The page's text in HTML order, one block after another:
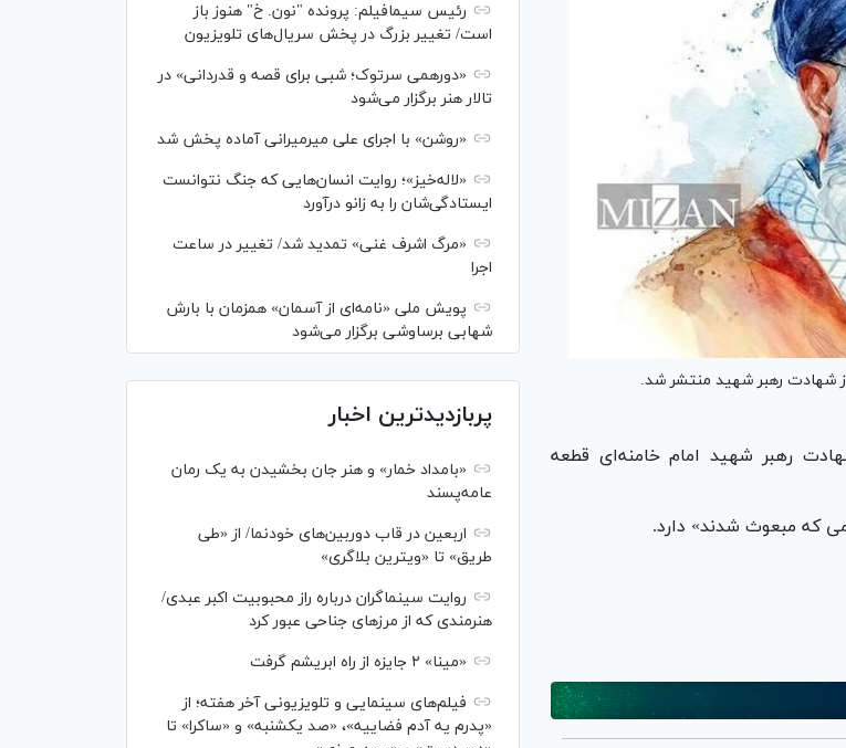
شهادت رهبر شهید منتشر شد.
رهبر شهید امام خامنه‌ای قطعه
که مبعوث شدند» دارد.
رئیس سیمافیلم: پرونده "نون. خ" هنوز باز
است/ تغییر بزرگ در پخش سریال‌های تلویزیون
«دورهمی سرتوک؛ شبی برای قصه و قدردانی» در
تالار هنر برگزار می‌شود
«روشن» با اجرای علی میرمیرانی آماده پخش شد
«لاله‌خیز»؛ روایت انسان‌هایی که جنگ نتوانست
ایستادگی‌شان را به زانو درآورد
«مرگ اشرف غنی» تمدید شد/ تغییر در ساعت
اجرا
پویش ملی «نامه‌ای از آسمان» همزمان با بارش
شهابی برساوشی برگزار می‌شود
پربازدیدترین اخبار
«بامداد خمار» و هنر جان بخشیدن به یک رمان
عامه‌پسند
اربعین در قاب دوربین‌های خودنما/ از «طی
طریق» تا «ویترین بلاگری»
روایت سینماگران درباره راز محبوبیت اکبر عبدی/
هنرمندی که از مرزهای جناحی عبور کرد
«مینا» ۲ جایزه از راه ابریشم گرفت
فیلم‌های سینمایی و تلویزیونی آخر هفته؛ از
«پدرم یه آدم فضاییه»، «صد یکشنبه» و «ساکرا» تا